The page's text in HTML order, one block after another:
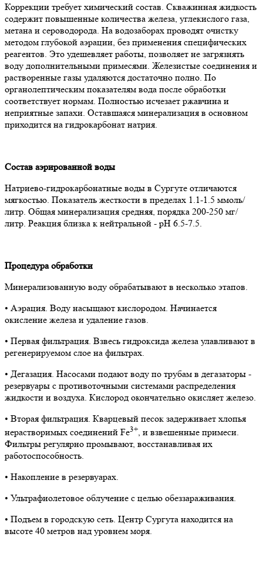
Коррекции требует химический состав. Скважинная жидкость
содержит повышенные количества железа, углекислого газа,
метана и сероводорода. На водозаборах проводят очистку
методом глубокой аэрации, без применения специфических
реагентов. Это удешевляет работы, позволяет не загрязнять
воду дополнительными примесями. Железистые соединения и
растворенные газы удаляются достаточно полно. По
органолептическим показателям вода после обработки
соответствует нормам. Полностью исчезает ржавчина и
неприятные запахи. Оставшаяся минерализация в основном
приходится на гидрокарбонат натрия.
Состав аэрированной воды
Натриево-гидрокарбонатные воды в Сургуте отличаются
мягкостью. Показатель жесткости в пределах 1.1-1.5 ммоль/
литр. Общая минерализация средняя, порядка 200-250 мг/
литр. Реакция близка к нейтральной - рН 6.5-7.5.
Процедура обработки
Минерализованную воду обрабатывают в несколько этапов.
• Аэрация. Воду насыщают кислородом. Начинается
окисление железа и удаление газов.
• Первая фильтрация. Взвесь гидроксида железа улавливают в
регенерируемом слое на фильтрах.
• Дегазация. Насосами подают воду по трубам в дегазаторы -
резервуары с противоточными системами распределения
жидкости и воздуха. Кислород окончательно окисляет железо.
• Вторая фильтрация. Кварцевый песок задерживает хлопья
нерастворимых соединений Fe3+, и взвешенные примеси.
Фильтры регулярно промывают, восстанавливая их
работоспособность.
• Накопление в резервуарах.
• Ультрафиолетовое облучение с целью обеззараживания.
• Подъем в городскую сеть. Центр Сургута находится на
высоте 40 метров над уровнем моря.